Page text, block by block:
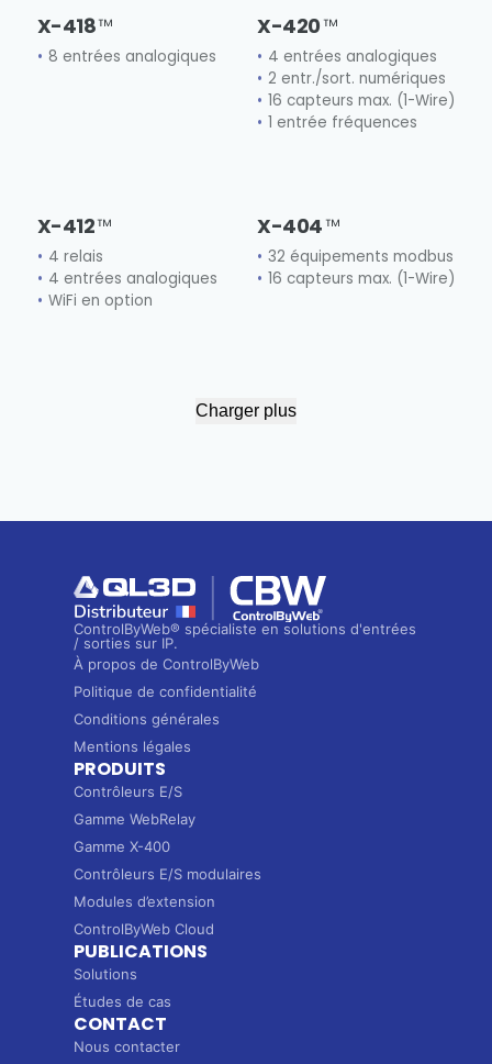
X-418
8 entrées analogiques
X-420
4 entrées analogiques
2 entr./sort. numériques
16 capteurs max. (1-Wire)
1 entrée fréquences
X-412
4 relais
4 entrées analogiques
WiFi en option
X-404
32 équipements modbus
16 capteurs max. (1-Wire)
Charger plus
ControlByWeb® spécialiste en solutions d'entrées
/ sorties sur IP.
À propos de ControlByWeb
Politique de confidentialité
Conditions générales
Mentions légales
PRODUITS
Contrôleurs E/S
Gamme WebRelay
Gamme X-400
Contrôleurs E/S modulaires
Modules d’extension
ControlByWeb Cloud
PUBLICATIONS
Solutions
Études de cas
CONTACT
Nous contacter